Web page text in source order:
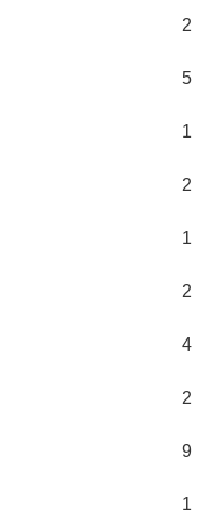
2
5
1
2
1
2
4
2
9
1